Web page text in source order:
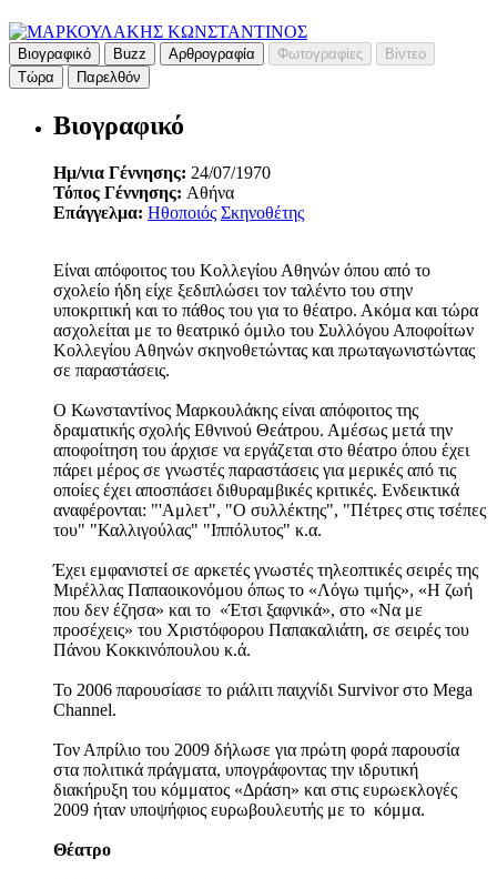
Βιογραφικό Buzz Αρθρογραφία Φωτογραφίες
Βίντεο
Τώρα
Παρελθόν
Βιογραφικό
Ημ/νια Γέννησης: 24/07/1970
Τόπος Γέννησης: Αθήνα
Επάγγελμα: Ηθοποιός Σκηνοθέτης
Είναι απόφοιτος του Κολλεγίου Αθηνών όπου από το
σχολείο ήδη είχε ξεδιπλώσει τον ταλέντο του στην
υποκριτική και το πάθος του για το θέατρο. Ακόμα και τώρα
ασχολείται με το θεατρικό όμιλο του Συλλόγου Αποφοίτων
Κολλεγίου Αθηνών σκηνοθετώντας και πρωταγωνιστώντας
σε παραστάσεις.
Ο Κωνσταντίνος Μαρκουλάκης είναι απόφοιτος της
δραματικής σχολής Εθνινού Θεάτρου. Αμέσως μετά την
αποφοίτηση του άρχισε να εργάζεται στο θέατρο όπου έχει
πάρει μέρος σε γνωστές παραστάσεις για μερικές από τις
οποίες έχει αποσπάσει διθυραμβικές κριτικές. Ενδεικτικά
αναφέρονται: "'Αμλετ", "Ο συλλέκτης", "Πέτρες στις τσέπες
του" "Καλλιγούλας" "Ιππόλυτος" κ.α.
Έχει εμφανιστεί σε αρκετές γνωστές τηλεοπτικές σειρές της
Μιρέλλας Παπαοικονόμου όπως το «Λόγω τιμής», «Η ζωή
που δεν έζησα» και το «Έτσι ξαφνικά», στο «Να με
προσέχεις» του Χριστόφορου Παπακαλιάτη, σε σειρές του
Πάνου Κοκκινόπουλου κ.ά.
Το 2006 παρουσίασε το ριάλιτι παιχνίδι Survivor στο Mega
Channel.
Τον Απρίλιο του 2009 δήλωσε για πρώτη φορά παρουσία
στα πολιτικά πράγματα, υπογράφοντας την ιδρυτική
διακήρυξη του κόμματος «Δράση» και στις ευρωεκλογές
2009 ήταν υποψήφιος ευρωβουλευτής με το κόμμα.
Θέατρο